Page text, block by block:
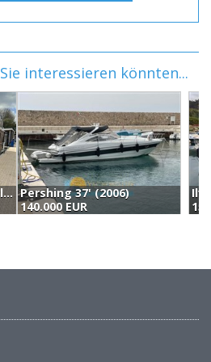
interessieren könnten...
Ilver Mirable 42 Ht (2008)
155.000 EUR